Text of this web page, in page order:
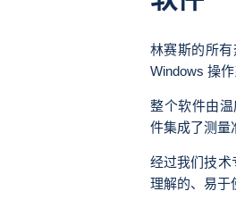
林赛斯的所
Windows 操作
整个软件由
件集成了测量
经过我们技术
理解的、易于